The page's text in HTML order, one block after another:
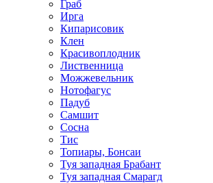
Граб
Ирга
Кипарисовик
Клен
Красивоплодник
Лиственница
Можжевельник
Нотофагус
Падуб
Самшит
Сосна
Тис
Топиары, Бонсаи
Туя западная Брабант
Туя западная Смарагд